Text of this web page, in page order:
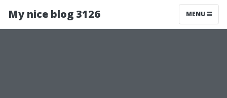
My nice blog 3126 MENU